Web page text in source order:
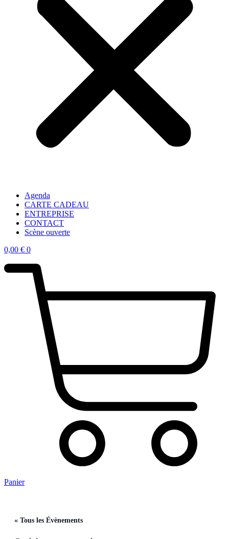
Agenda
CARTE CADEAU
ENTREPRISE
CONTACT
Scène ouverte
0,00 € 0
Panier
« Tous les Évènements